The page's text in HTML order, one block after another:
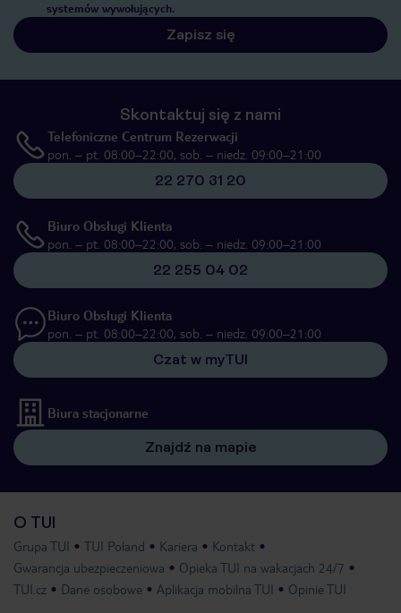
systemów wywołujących.
Zapisz się
Skontaktuj się z nami
Telefoniczne Centrum Rezerwacji
pon. – pt. 08:00–22:00, sob. – niedz. 09:00–21:00
22 270 31 20
Biuro Obsługi Klienta
pon. – pt. 08:00–22:00, sob. – niedz. 09:00–21:00
22 255 04 02
Biuro Obsługi Klienta
pon. – pt. 08:00–22:00, sob. – niedz. 09:00–21:00
Czat w myTUI
Biura stacjonarne
Znajdź na mapie
O TUI
Grupa TUI TUI Poland Kariera
Kontakt
Gwarancja ubezpieczeniowa
Opieka TUI na wakacjach 24/7
TUI.cz
Dane osobowe Aplikacja mobilna TUI Opinie TUI